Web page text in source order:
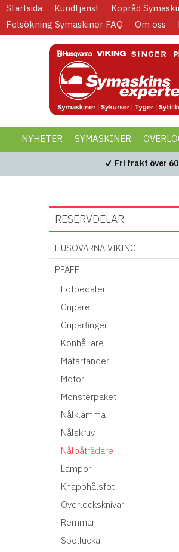
Startsida Kundtjänst Köpråd
Felsökning Symaskiner FAQ
Om oss
NYHETER SYMASKINER
BLACK WEEKFri frakt över
RESERVDELAR
HUSQVARNA VIKING
PFAFF
Fotpedaler
Gripare
Griparfinger
Konhållare
Matartänder
Motor
Mönsterpaket
Nålklämma
Nålskruv
Nålpåträdare
Lampor
Knapphålsfot
Overlocksknivar
Remmar
Spollucka